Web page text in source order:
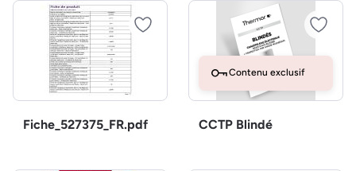
Fiche_527375_FR.pdf
Contenu exclusif
CCTP Blindé